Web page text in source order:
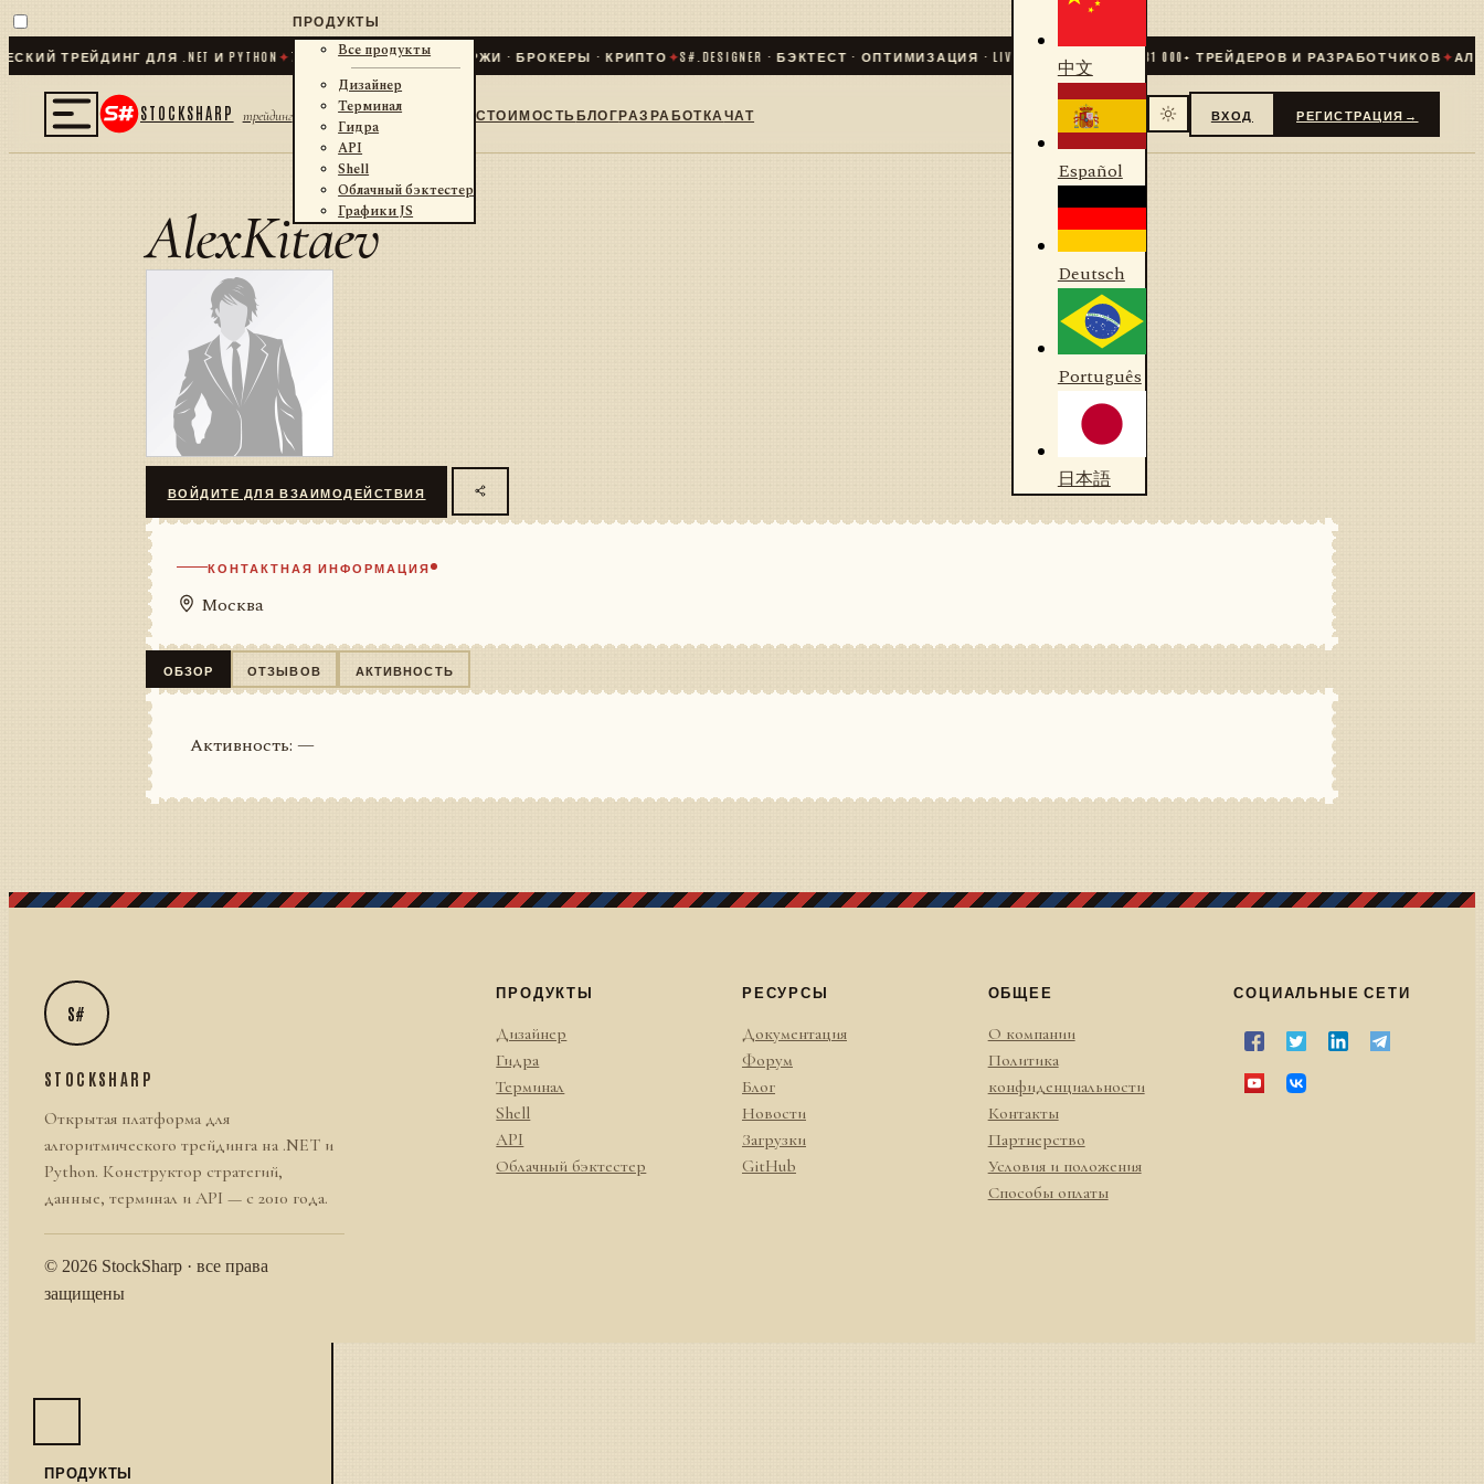
ТРЕЙДИНГ ДЛЯ .NET И PYTHON✦70 + КОННЕКТОРОВ · БИРЖИ · БРОКЕРЫ · КРИПТО✦ S#.DESIGNER · БЭКТЕСТ · ОПТИМИЗАЦИЯ · LIVE✦ СООБЩЕСТВО 31 000+ ТРЕЙДЕРОВ И РАЗРАБОТЧИКОВ✦
STOCKSHARP трейдинг
ПРОДУКТЫ
Все продукты
Дизайнер
Терминал
Гидра
API
Shell
Облачный бэктестер
Графики JS
СТОИМОСТЬБЛОГРАЗРАБОТКАЧАТ
中文
Español
Deutsch
Português
日本語
ВХОД РЕГИСТРАЦИЯ →
AlexKitaev
ВОЙДИТЕ ДЛЯ ВЗАИМОДЕЙСТВИЯ
КОНТАКТНАЯ ИНФОРМАЦИЯ
Москва
ОБЗОР ОТЗЫВОВ АКТИВНОСТЬ
Активность: —
S#
STOCKSHARP
Открытая платформа для
алгоритмического трейдинга на .NET и
Python. Конструктор стратегий,
данные, терминал и API — с 2010 года.
© 2026 StockSharp · все права
защищены
ПРОДУКТЫ
Дизайнер
Гидра
Терминал
Shell
API
Облачный бэктестер
РЕСУРСЫ
Документация
Форум
Блог
Новости
Загрузки
GitHub
ОБЩЕЕ
О компании
Политика
конфиденциальности
Контакты
Партнерство
Условия и положения
Способы оплаты
СОЦИАЛЬНЫЕ СЕТИ
ПРОДУКТЫ